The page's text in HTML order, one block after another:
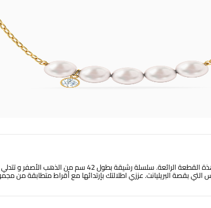
أناقة عصرية ممزوجة بلمسات من الأناقة تمتزج في هذة القطعة الرائعة. سلسلة
بقصة البريليانت. عززي اطلالتك بإرتدائها مع أقراط متطابقة من